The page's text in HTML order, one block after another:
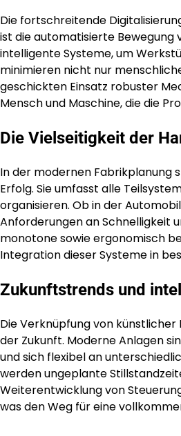
Die fortschreitende
ist die automatisierte
intelligente Systeme, um
minimieren nicht nur
geschickten Einsatz robuster
Mensch und Maschine, die die
Die Vielseitigkeit der
In der modernen Fabrikplanung
Erfolg. Sie umfasst alle
organisieren. Ob in der
Anforderungen an Schnelligkeit
monotone sowie ergonomisch
Integration dieser Systeme in
Zukunftstrends und
Die Verknüpfung von
der Zukunft. Moderne Anlagen
und sich flexibel an
werden ungeplante
Weiterentwicklung von
was den Weg für eine